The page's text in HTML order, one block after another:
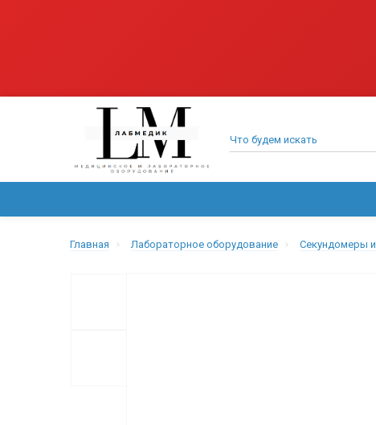
Главная Лабораторное оборудование Секундомеры